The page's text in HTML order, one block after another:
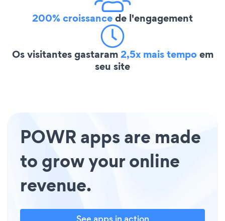
200% croissancede l'engagement
Os visitantes gastaram2,5x mais tempoem
seu site
POWR apps are made
to grow your online
revenue.